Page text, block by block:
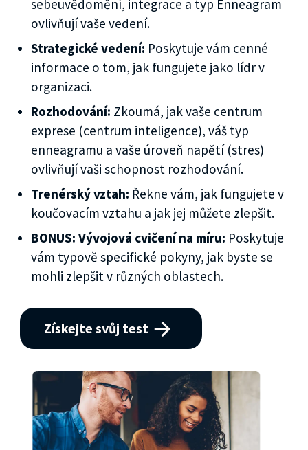
sebeuvědomění, integrace a typ Enneagram
ovlivňují vaše vedení.
Strategické vedení: Poskytuje vám cenné
informace o tom, jak fungujete jako lídr v
organizaci.
Rozhodování: Zkoumá, jak vaše centrum
exprese (centrum inteligence), váš typ
enneagramu a vaše úroveň napětí (stres)
ovlivňují vaši schopnost rozhodování.
Trenérský vztah: Řekne vám, jak fungujete v
koučovacím vztahu a jak jej můžete zlepšit.
BONUS: Vývojová cvičení na míru: Poskytuje
vám typově specifické pokyny, jak byste se
mohli zlepšit v různých oblastech.
Získejte svůj test